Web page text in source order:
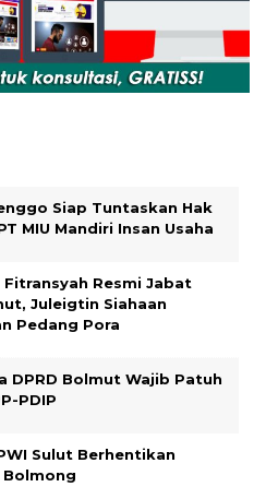
Siap Tuntaskan Hak
MIU Mandiri Insan Usaha
Fitransyah Resmi Jabat
Juleigtin Siahaan
Pedang Pora
DPRD Bolmut Wajib Patuh
PDIP
Sulut Berhentikan
Bolmong